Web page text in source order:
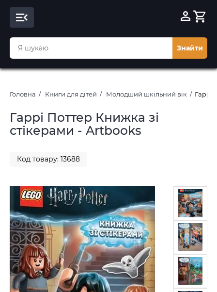
Знайти
Головна Книги для дітей Молодший шкільний вік Гаррі
Гаррі Поттер Книжка зі
стікерами - Artbooks
Код товару: 13688